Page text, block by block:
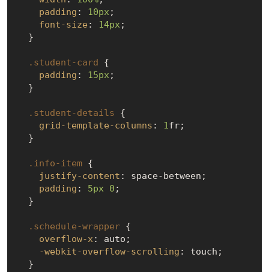
padding : 10px ;
font-size : 14px ;
.student-card {
padding : 15px ;
.student-details {
grid-template-columns : 1 fr;
.info-item {
justify-content : space-between;
padding : 5px 0 ;
.schedule-wrapper {
overflow-x : auto;
-webkit-overflow-scrolling : touch;